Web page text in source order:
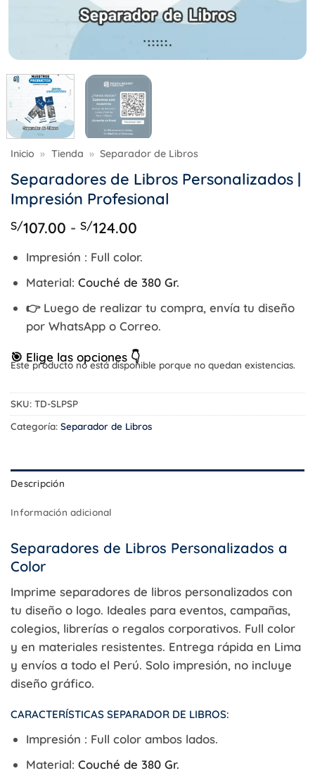
Inicio » Tienda » Separador de Libros
Separadores de Libros Personalizados |
Impresión Profesional
S/107.00 - S/124.00
precios:
S/107.00
hasta
S/124.00
Impresión : Full color.
Material: Couché de 380 Gr.
👉 Luego de realizar tu compra, envía tu diseño
por WhatsApp o Correo.
🎯 Elige las opciones 👇
Este producto no está disponible porque no quedan existencias.
SKU: TD-SLPSP
Categoría: Separador de Libros
Descripción
Información adicional
Separadores de Libros Personalizados a
Color
Imprime separadores de libros personalizados con
tu diseño o logo. Ideales para eventos, campañas,
colegios, librerías o regalos corporativos. Full color
y en materiales resistentes. Entrega rápida en Lima
y envíos a todo el Perú. Solo impresión, no incluye
diseño gráfico.
CARACTERÍSTICAS SEPARADOR DE LIBROS:
Impresión : Full color ambos lados.
Material: Couché de 380 Gr.